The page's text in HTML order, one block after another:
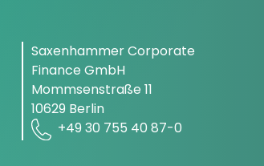
Saxenhammer Corporate
Finance GmbH
Mommsenstraße 11
10629 Berlin
+49 30 755 40 87-0